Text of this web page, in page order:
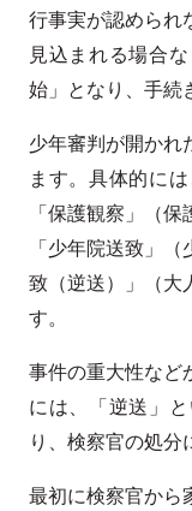
行事実が認められ
見込まれる場合
始」となり、手続
少年審判が開かれ
ます。具体的に
「保護観察」（
「少年院送致」
致（逆送）」（大
す。
事件の重大性など
には、「逆送」
り、検察官の処分
最初に検察官から